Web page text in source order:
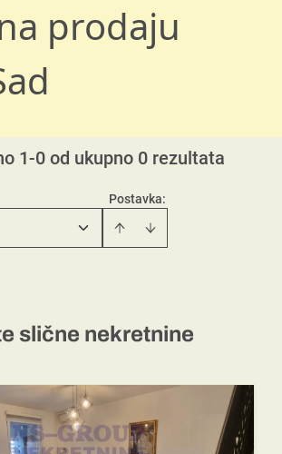
prodaju
1-0 od ukupno 0 rezultata
Postavka:
slične nekretnine